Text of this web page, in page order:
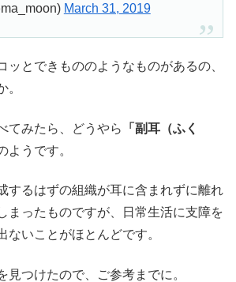
March 31, 2019
ッとできもののようなものがあるの、
。
てみたら、どうやら
「副耳（ふく
ようです。
するはずの組織が耳に含まれずに離れ
まったものですが、日常生活に支障を
ないことがほとんどです。
見つけたので、ご参考までに。